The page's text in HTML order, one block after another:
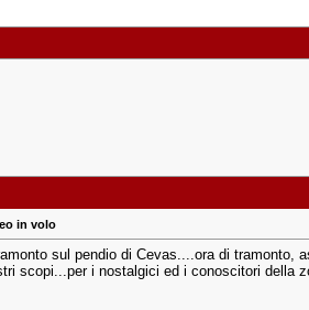
in volo
sul pendio di Cevas....ora di tramonto,
scopi...per i nostalgici ed i conoscitori della